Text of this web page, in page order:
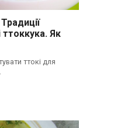
ттоккука. Як
ттокі для